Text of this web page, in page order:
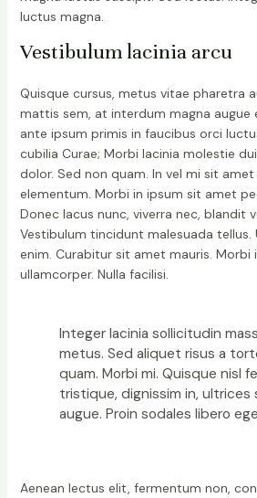
luctus magna.
Vestibulum lacinia arcu
Quisque cursus, metus vitae pharetra
mattis sem, at interdum magna augue
ante ipsum primis in faucibus orci
cubilia Curae; Morbi lacinia molestie
dolor. Sed non quam. In vel mi sit
elementum. Morbi in ipsum sit amet
Donec lacus nunc, viverra nec, blandit
Vestibulum tincidunt malesuada tellus.
enim. Curabitur sit amet mauris. Morbi
ullamcorper. Nulla facilisi.
Integer lacinia sollicitudin
metus. Sed aliquet risus a
quam. Morbi mi. Quisque nisl
tristique, dignissim in, ultrices
augue. Proin sodales libero
Aenean lectus elit, fermentum non,